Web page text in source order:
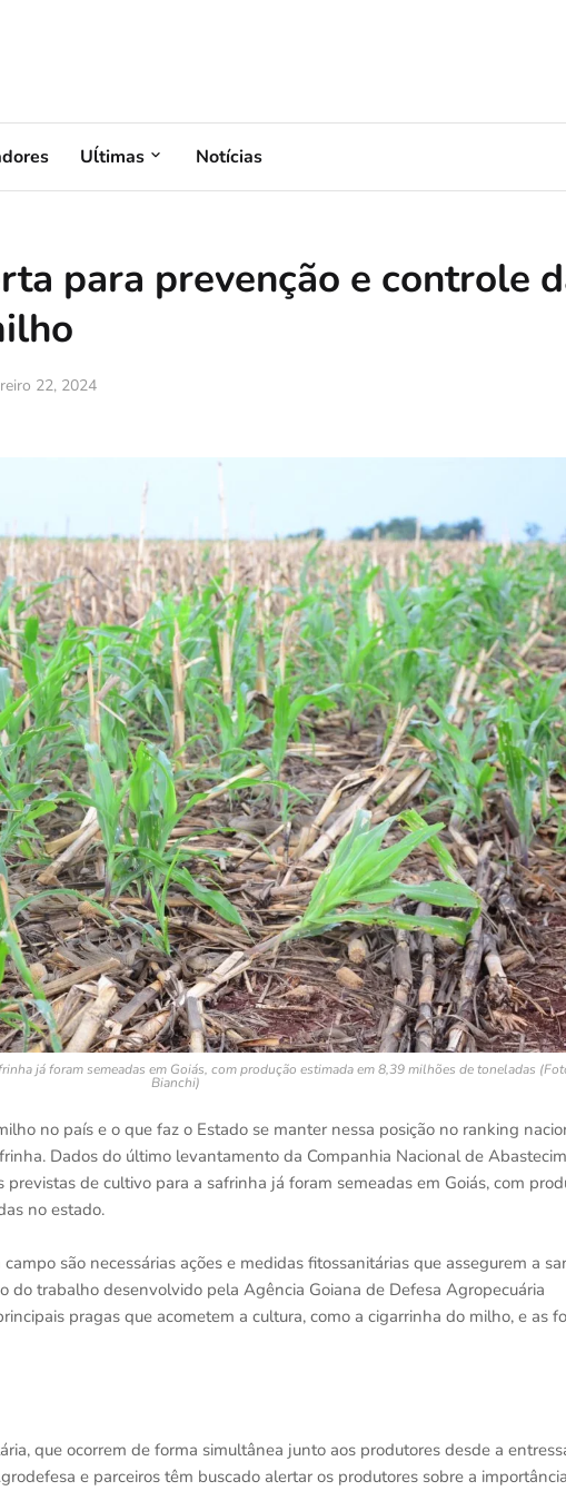
Uĺtimas Notícias
para prevenção e controle
22, 2024
já foram semeadas em Goiás, com produção estimada em 8,39 milhões de toneladas
Bianchi)
no país e o que faz o Estado se manter nessa posição no ranking
Dados do último levantamento da Companhia Nacional de
de cultivo para a safrinha já foram semeadas em Goiás, com
no estado.
são necessárias ações e medidas fitossanitárias que assegurem a
do trabalho desenvolvido pela Agência Goiana de Defesa Agropecuária
pragas que acometem a cultura, como a cigarrinha do milho, e as
que ocorrem de forma simultânea junto aos produtores desde a
e parceiros têm buscado alertar os produtores sobre a